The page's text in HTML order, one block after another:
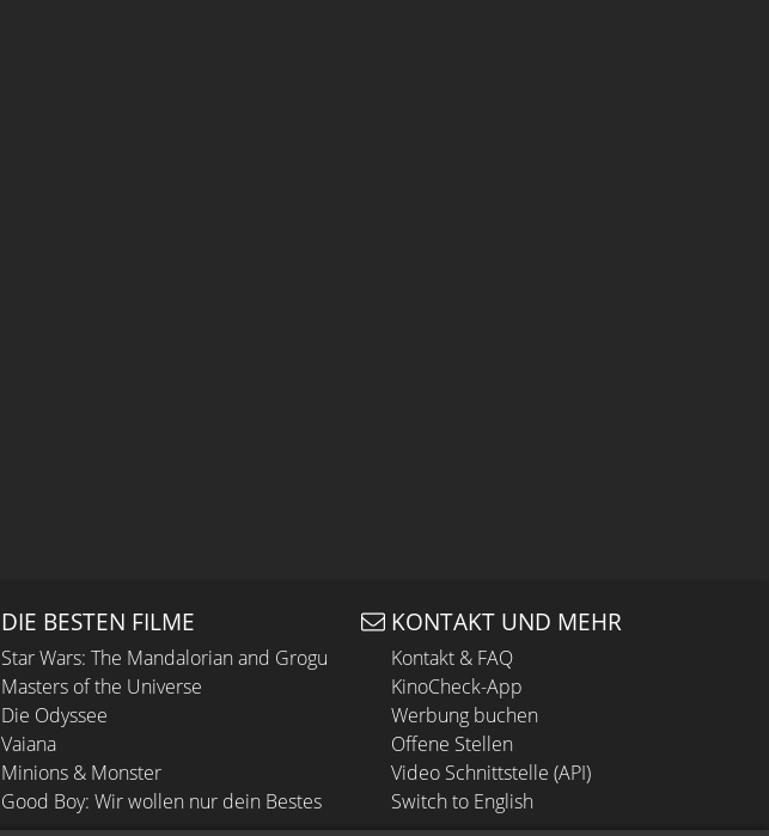
DIE BESTEN FILME
Star Wars: The Mandalorian and Grogu
Masters of the Universe
Die Odyssee
Vaiana
Minions & Monster
Good Boy: Wir wollen nur dein Bestes
KONTAKT UND MEHR
Kontakt & FAQ
KinoCheck-App
Werbung buchen
Offene Stellen
Video Schnittstelle (API)
Switch to English